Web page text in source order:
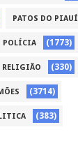
PATOS DO PIAUÍ
POLÍCIA (1773)
RELIGIÃO (330)
(3714)
(383)